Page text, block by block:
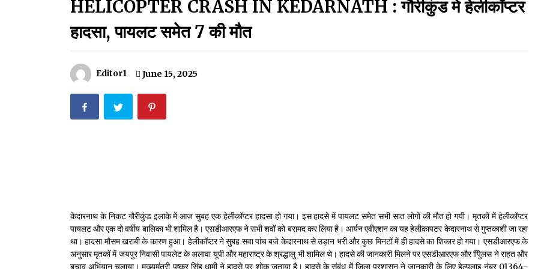
मदरसों का नाम अब्दुल कलाम के नाम पर रखने की घोषणा
December 18, 2023
September 7, 2023
May 14, 2022
HELICOPTER CRASH IN KEDARNATH : गौरीकुंड में हेलीकॉप्टर
हादसा, पायलट समेत 7 की मौत
Editor1 June 15, 2025
केदारनाथ के निकट गौरीकुंड इलाके में आज सुबह एक हेलीकॉप्टर हादसा हो गया। इस हादसे में पायलट समेत सभी सात लोगों की मौत हो गयी। मृतकों में हेलीकॉप्टर
पायलट और एक दो वर्षीय बालिका भी शामिल है। एसडीआरएफ ने सभी शवों को बरामद कर लिया है। आर्यन एवीएशन का यह हेलीकापटर केदारनाथ से गुप्तकाशी जा रहा
था। हादसा मौसम खराबी के कारण हुआ। हेलीकॉप्टर ने सुबह सवा पांच बजे केदारनाथ से उड़ान भरी और कुछ मिनटों में ही हादसे का शिकार हो गया। एसडीआरएफ के
अनुसार मृतकों में जयपुर निवासी पायलेट के अलावा यूपी और महाराष्ट्र के श्रद्धालु भी शामिल थे। हादसे की जानकारी मिलने पर एसडीआरएफ और पुििलस ने राहत और
बचाव अभियान चलाया। मुख्यमंत्री पुष्कर सिंह धामी ने हादसे पर शोक जताया है। हादसे के संबंध में जिला प्रशासन ने जानकारी के लिए हेल्पलाइ नंबर 01364-